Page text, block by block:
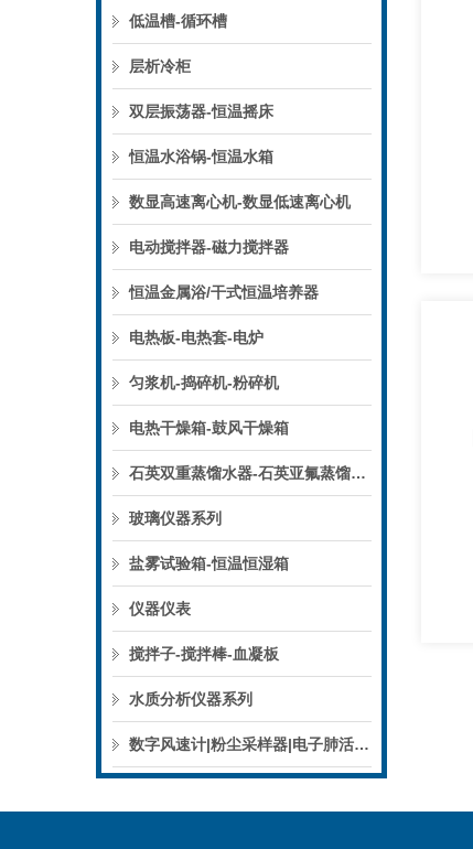
低温槽-循环槽
层析冷柜
双层振荡器-恒温摇床
恒温水浴锅-恒温水箱
数显高速离心机-数显低速离心机
电动搅拌器-磁力搅拌器
恒温金属浴/干式恒温培养器
电热板-电热套-电炉
匀浆机-捣碎机-粉碎机
电热干燥箱-鼓风干燥箱
石英双重蒸馏水器-石英亚氟蒸馏水器
玻璃仪器系列
盐雾试验箱-恒温恒湿箱
仪器仪表
搅拌子-搅拌棒-血凝板
水质分析仪器系列
数字风速计|粉尘采样器|电子肺活量计